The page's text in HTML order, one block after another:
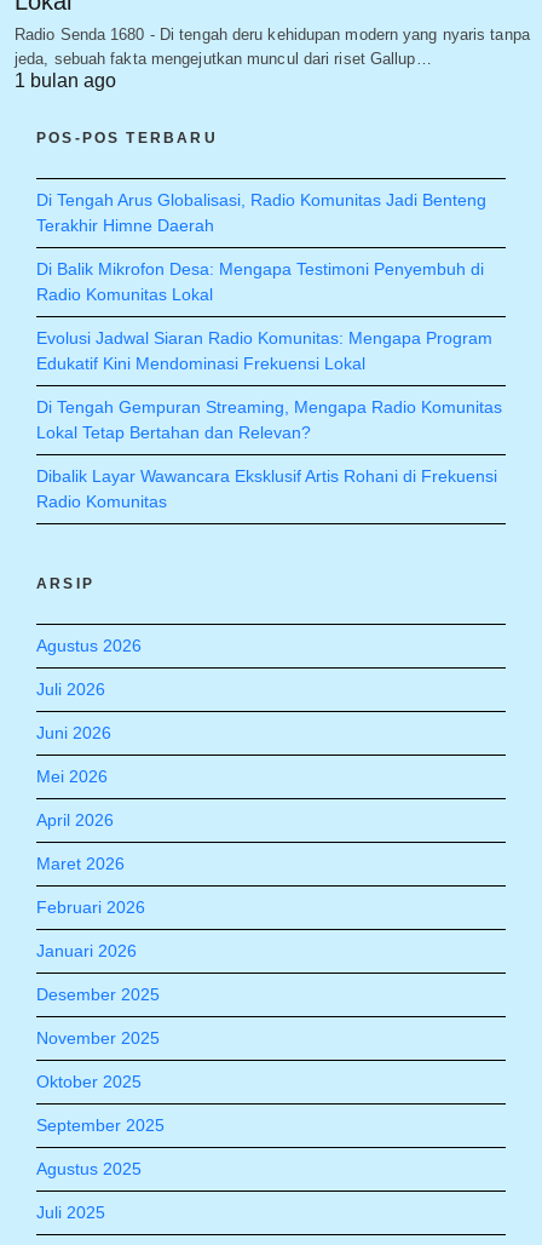
Radio Senda 1680 - Di tengah deru kehidupan modern yang nyaris tanpa
jeda, sebuah fakta mengejutkan muncul dari riset Gallup…
1 bulan ago
POS-POS TERBARU
Di Tengah Arus Globalisasi, Radio Komunitas Jadi Benteng
Terakhir Himne Daerah
Di Balik Mikrofon Desa: Mengapa Testimoni Penyembuh di
Radio Komunitas Lokal
Evolusi Jadwal Siaran Radio Komunitas: Mengapa Program
Edukatif Kini Mendominasi Frekuensi Lokal
Di Tengah Gempuran Streaming, Mengapa Radio Komunitas
Lokal Tetap Bertahan dan Relevan?
Dibalik Layar Wawancara Eksklusif Artis Rohani di Frekuensi
Radio Komunitas
ARSIP
Agustus 2026
Juli 2026
Juni 2026
Mei 2026
April 2026
Maret 2026
Februari 2026
Januari 2026
Desember 2025
November 2025
Oktober 2025
September 2025
Agustus 2025
Juli 2025